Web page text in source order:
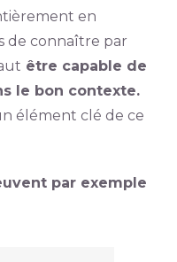
en
de connaître par
être capable de
le bon contexte.
élément clé de ce
par exemple